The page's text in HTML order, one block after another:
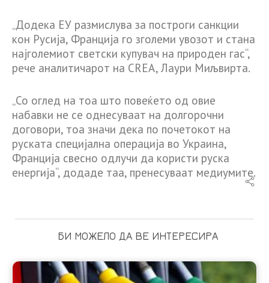
„Додека ЕУ размислува за построги санкции
кон Русија, Франција го зголеми увозот и стана
најголемиот светски купувач на природен гас“,
рече аналитичарот на CREA, Лаури Миљвирта.
„Со оглед на тоа што повеќето од овие
набавки не се однесуваат на долгорочни
договори, тоа значи дека по почетокот на
руската специјална операција во Украина,
Франција свесно одлучи да користи руска
енергија“, додаде таа, пренесуваат медиумите.
БИ МОЖЕЛО ДА ВЕ ИНТЕРЕСИРА